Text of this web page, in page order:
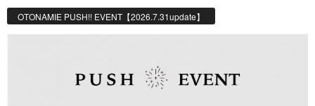
OTONAMIE PUSH!! EVENT【2026.7.31update】